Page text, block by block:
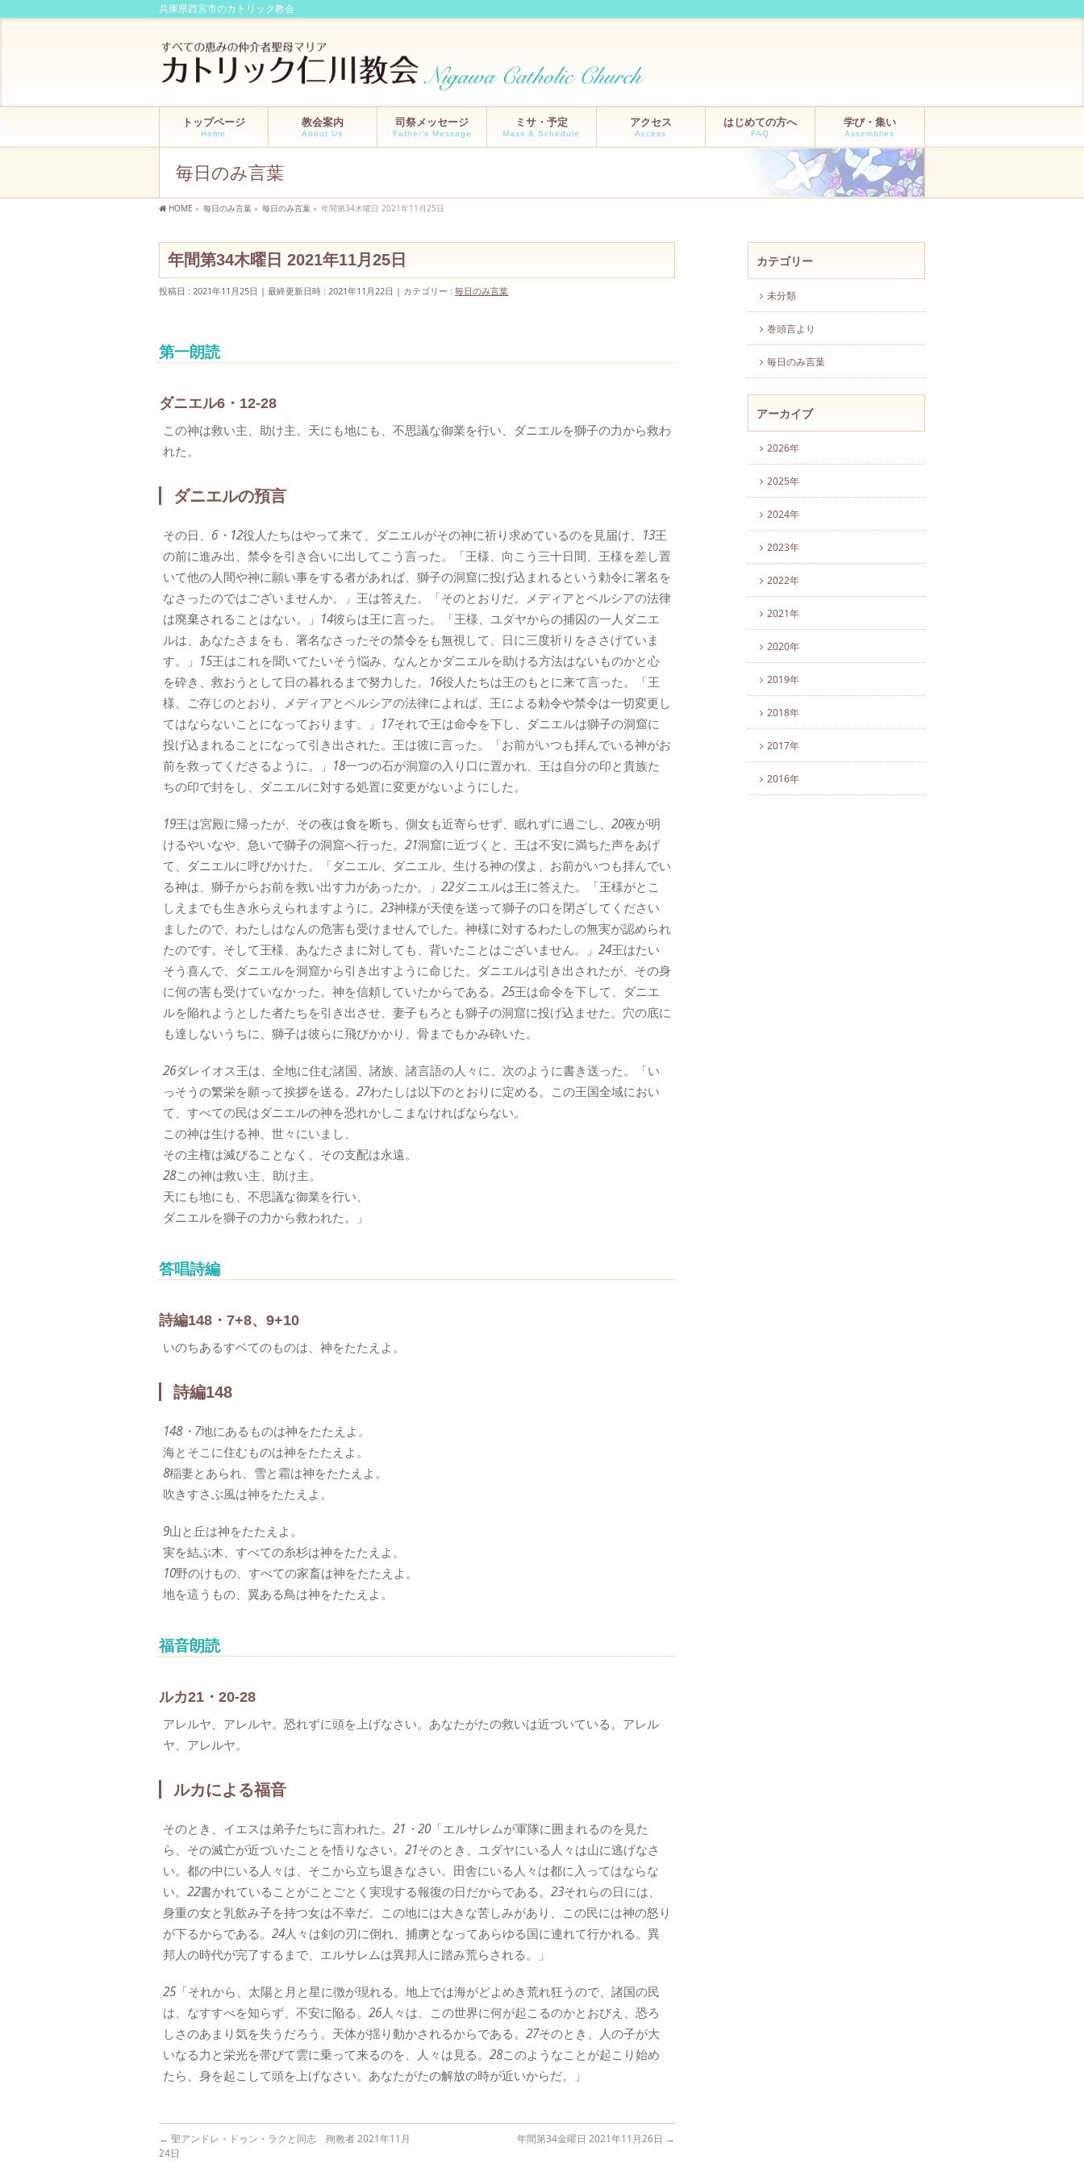
兵庫県西宮市のカトリック教会
トップページ
Home
教会案内
About Us
司祭メッセージ
Father’s Message
ミサ・予定
Mass & Schedule
アクセス
Access
はじめての方へ
FAQ
学び・集い
Assemblies
毎日のみ言葉
HOME » 毎日のみ言葉 » 毎日のみ言葉 » 年間第34木曜日 2021年11月25日
年間第34木曜日 2021年11月25日
投稿日 : 2021年11月25日 最終更新日時 : 2021年11月22日 カテゴリー : 毎日のみ言葉
第一朗読
ダニエル6・12-28
この神は救い主、助け主。天にも地にも、不思議な御業を行い、ダニエルを獅子の力から救わ
れた。
ダニエルの預言
その日、 6・12役人たちはやって来て、ダニエルがその神に祈り求めているのを見届け、 13王
の前に進み出、禁令を引き合いに出してこう言った。「王様、向こう三十日間、王様を差し置
いて他の人間や神に願い事をする者があれば、獅子の洞窟に投げ込まれるという勅令に署名を
なさったのではございませんか。」王は答えた。「そのとおりだ。メディアとペルシアの法律
は廃棄されることはない。」 14彼らは王に言った。「王様、ユダヤからの捕囚の一人ダニエ
ルは、あなたさまをも、署名なさったその禁令をも無視して、日に三度祈りをささげていま
す。」 15王はこれを聞いてたいそう悩み、なんとかダニエルを助ける方法はないものかと心
を砕き、救おうとして日の暮れるまで努力した。 16役人たちは王のもとに来て言った。「王
様、ご存じのとおり、メディアとペルシアの法律によれば、王による勅令や禁令は一切変更し
てはならないことになっております。」 17それで王は命令を下し、ダニエルは獅子の洞窟に
投げ込まれることになって引き出された。王は彼に言った。「お前がいつも拝んでいる神がお
前を救ってくださるように。」 18一つの石が洞窟の入り口に置かれ、王は自分の印と貴族た
ちの印で封をし、ダニエルに対する処置に変更がないようにした。
19王は宮殿に帰ったが、その夜は食を断ち、側女も近寄らせず、眠れずに過ごし、 20夜が明
けるやいなや、急いで獅子の洞窟へ行った。 21洞窟に近づくと、王は不安に満ちた声をあげ
て、ダニエルに呼びかけた。「ダニエル、ダニエル、生ける神の僕よ、お前がいつも拝んでい
る神は、獅子からお前を救い出す力があったか。」 22ダニエルは王に答えた。「王様がとこ
しえまでも生き永らえられますように。 23神様が天使を送って獅子の口を閉ざしてください
ましたので、わたしはなんの危害も受けませんでした。神様に対するわたしの無実が認められ
たのです。そして王様、あなたさまに対しても、背いたことはございません。」 24王はたい
そう喜んで、ダニエルを洞窟から引き出すように命じた。ダニエルは引き出されたが、その身
に何の害も受けていなかった。神を信頼していたからである。 25王は命令を下して、ダニエ
ルを陥れようとした者たちを引き出させ、妻子もろとも獅子の洞窟に投げ込ませた。穴の底に
も達しないうちに、獅子は彼らに飛びかかり、骨までもかみ砕いた。
26ダレイオス王は、全地に住む諸国、諸族、諸言語の人々に、次のように書き送った。「い
っそうの繁栄を願って挨拶を送る。 27わたしは以下のとおりに定める。この王国全域におい
て、すべての民はダニエルの神を恐れかしこまなければならない。
この神は生ける神、世々にいまし、
その主権は滅びることなく、その支配は永遠。
28この神は救い主、助け主。
天にも地にも、不思議な御業を行い、
ダニエルを獅子の力から救われた。」
答唱詩編
詩編148・7+8、9+10
いのちあるすベてのものは、神をたたえよ。
詩編148
148・7地にあるものは神をたたえよ。
海とそこに住むものは神をたたえよ。
8稲妻とあられ、雪と霜は神をたたえよ。
吹きすさぶ風は神をたたえよ。
9山と丘は神をたたえよ。
実を結ぶ木、すべての糸杉は神をたたえよ。
10野のけもの、すべての家畜は神をたたえよ。
地を這うもの、翼ある鳥は神をたたえよ。
福音朗読
ルカ21・20-28
アレルヤ、アレルヤ。恐れずに頭を上げなさい。あなたがたの救いは近づいている。アレル
ヤ、アレルヤ。
ルカによる福音
そのとき、イエスは弟子たちに言われた。 21・20「エルサレムが軍隊に囲まれるのを見た
ら、その滅亡が近づいたことを悟りなさい。 21そのとき、ユダヤにいる人々は山に逃げなさ
い。都の中にいる人々は、そこから立ち退きなさい。田舎にいる人々は都に入ってはならな
い。 22書かれていることがことごとく実現する報復の日だからである。 23それらの日には、
身重の女と乳飲み子を持つ女は不幸だ。この地には大きな苦しみがあり、この民には神の怒り
が下るからである。 24人々は剣の刃に倒れ、捕虜となってあらゆる国に連れて行かれる。異
邦人の時代が完了するまで、エルサレムは異邦人に踏み荒らされる。」
25 「それから、太陽と月と星に徴が現れる。地上では海がどよめき荒れ狂うので、諸国の民
は、なすすべを知らず、不安に陥る。 26人々は、この世界に何が起こるのかとおびえ、恐ろ
しさのあまり気を失うだろう。天体が揺り動かされるからである。 27そのとき、人の子が大
いなる力と栄光を帯びて雲に乗って来るのを、人々は見る。 28このようなことが起こり始め
たら、身を起こして頭を上げなさい。あなたがたの解放の時が近いからだ。」
← 聖アンドレ・ドゥン・ラクと同志 殉教者 2021年11月
24日
年間第34金曜日 2021年11月26日 →
カテゴリー
未分類
巻頭言より
毎日のみ言葉
アーカイブ
2026年
2025年
2024年
2023年
2022年
2021年
2020年
2019年
2018年
2017年
2016年